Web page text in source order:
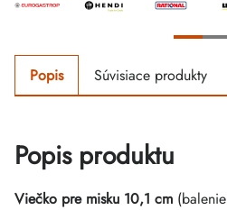
Popis Súvisiace produkty
Popis produktu
Viečko pre misku 10,1 cm (balenie